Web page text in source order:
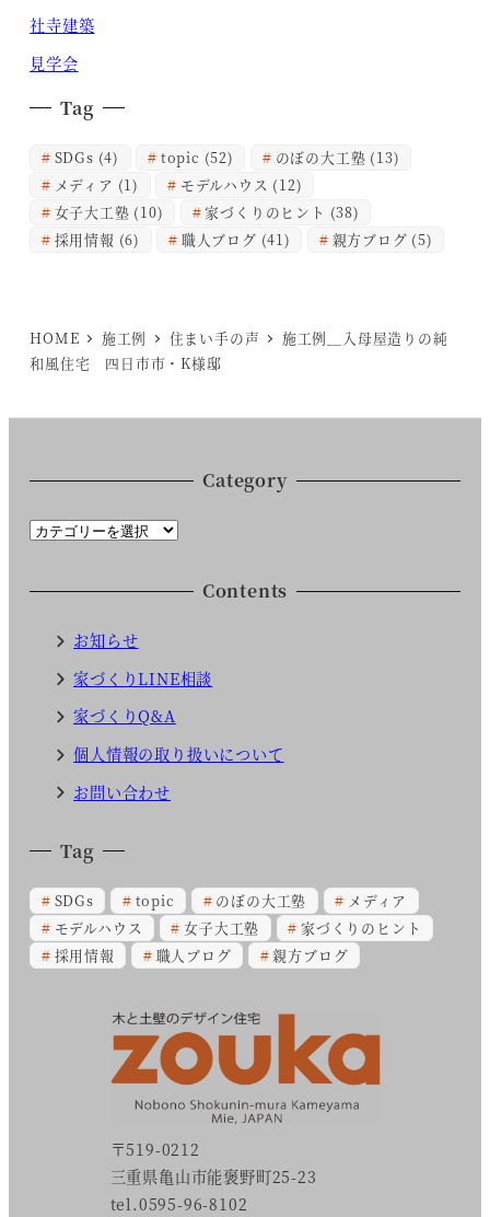
社寺建築
見学会
Tag
SDGs (4) topic (52) のぼの大工塾 (13)
メディア (1) モデルハウス (12)
女子大工塾 (10) 家づくりのヒント (38)
採用情報 (6) 職人ブログ (41) 親方ブログ (5)
HOME 施工例 住まい手の声
施工例＿入母屋造りの純
和風住宅 四日市市・K様邸
Category
C
Contents
お知らせ
家づくりLINE相談
家づくりQ&A
個人情報の取り扱いについて
お問い合わせ
Tag
SDGs topic のぼの大工塾
メディア
モデルハウス
女子大工塾
家づくりのヒント
採用情報
職人ブログ 親方ブログ
〒519-0212
三重県亀山市能褒野町25-23
tel.0595-96-8102